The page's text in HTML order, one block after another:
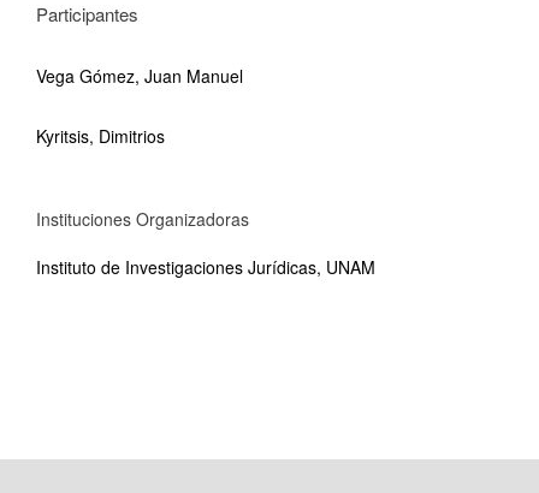
Participantes
Vega Gómez, Juan Manuel
Kyritsis, Dimitrios
Instituciones Organizadoras
Instituto de Investigaciones Jurídicas, UNAM